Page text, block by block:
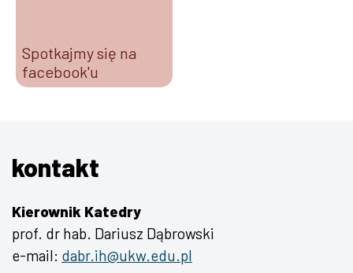
Spotkajmy się na
facebook'u
kontakt
Kierownik Katedry
prof. dr hab. Dariusz Dąbrowski
e-mail: dabr.ih@ukw.edu.pl